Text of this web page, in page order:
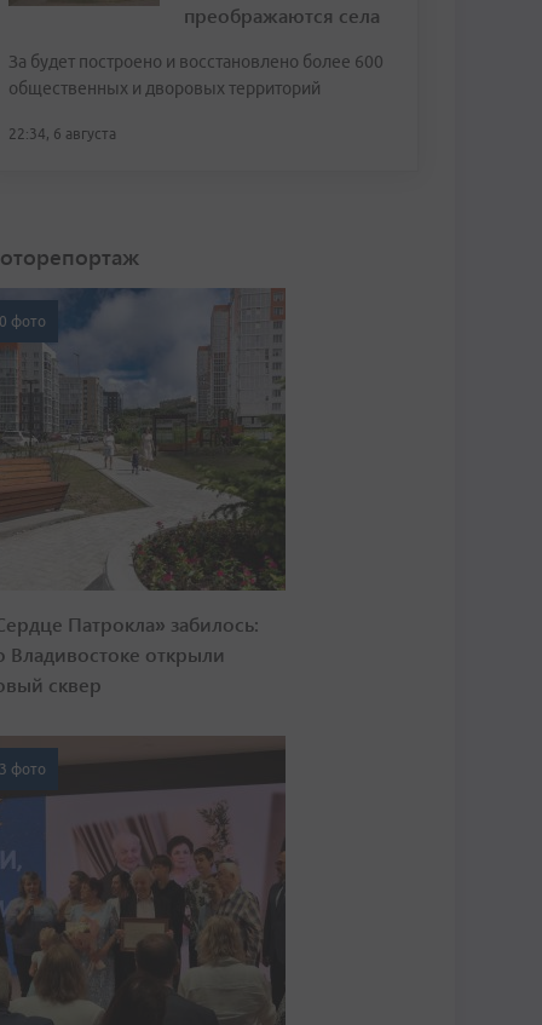
преображаются села
За будет построено и восстановлено более 600
общественных и дворовых территорий
22:34, 6 августа
фото
Патрокла» забилось:
Владивостоке открыли
сквер
фото